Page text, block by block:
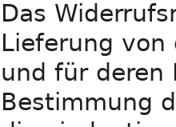
Das
Lieferung
und für deren
Bestimmung